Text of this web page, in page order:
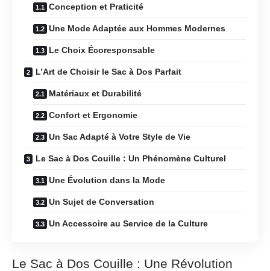
Conception et Praticité
Une Mode Adaptée aux Hommes Modernes
Le Choix Écoresponsable
L’Art de Choisir le Sac à Dos Parfait
Matériaux et Durabilité
Confort et Ergonomie
Un Sac Adapté à Votre Style de Vie
Le Sac à Dos Couille : Un Phénomène Culturel
Une Évolution dans la Mode
Un Sujet de Conversation
Un Accessoire au Service de la Culture
Le Sac à Dos Couille : Une Révolution